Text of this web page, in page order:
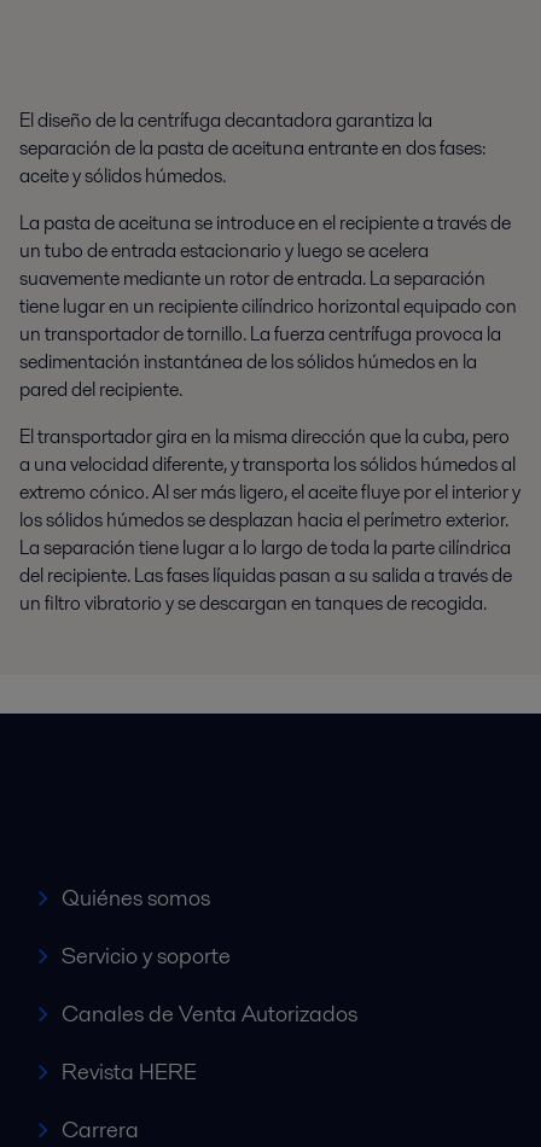
El diseño de la centrífuga decantadora garantiza la
separación de la pasta de aceituna entrante en dos fases:
aceite y sólidos húmedos.
La pasta de aceituna se introduce en el recipiente a través de
un tubo de entrada estacionario y luego se acelera
suavemente mediante un rotor de entrada. La separación
tiene lugar en un recipiente cilíndrico horizontal equipado con
un transportador de tornillo. La fuerza centrífuga provoca la
sedimentación instantánea de los sólidos húmedos en la
pared del recipiente.
El transportador gira en la misma dirección que la cuba, pero
a una velocidad diferente, y transporta los sólidos húmedos al
extremo cónico. Al ser más ligero, el aceite fluye por el interior y
los sólidos húmedos se desplazan hacia el perímetro exterior.
La separación tiene lugar a lo largo de toda la parte cilíndrica
del recipiente. Las fases líquidas pasan a su salida a través de
un filtro vibratorio y se descargan en tanques de recogida.
Quiénes somos
Servicio y soporte
Canales de Venta Autorizados
Revista HERE
Carrera